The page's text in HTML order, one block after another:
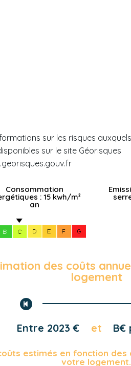
sur les risques
sur le site Géorisques
Consommation
: 15 kwh/m²
an
des coûts
logement
Entre 2023 € et B€
estimés en fonction
votre logement.